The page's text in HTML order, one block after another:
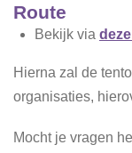
Route
Bekijk via
Hierna zal de
organisaties,
Mocht je vragen